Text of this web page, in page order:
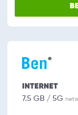
INTERNET
7.5 GB / 5G